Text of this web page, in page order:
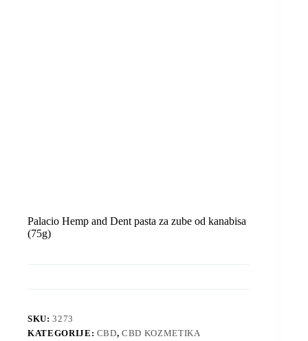
Palacio Hemp and Dent pasta za zube od kanabisa
(75g)
SKU:3273
KATEGORIJE: CBD,CBD KOZMETIKA